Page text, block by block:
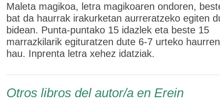
Maleta magikoa, letra magikoaren ondoren,
bat da haurrak irakurketan aurreratzeko egiten
bidean. Punta-puntako 15 idazlek eta beste 15
marrazkilarik egituratzen dute 6-7 urteko
hau. Inprenta letra xehez idatziak.
Otros libros del autor/a en Erein